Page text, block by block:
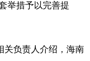
举措予以完善提
负责人介绍，海南